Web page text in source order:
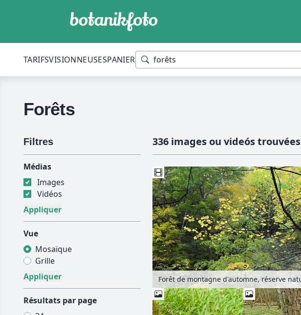
TARIFSVISIONNEUSESPANIER
Forêts
Filtres
Médias
Images
Vidéos
Vue
Mosaïque
Grille
Résultats par page
336 images ou videós trouvées